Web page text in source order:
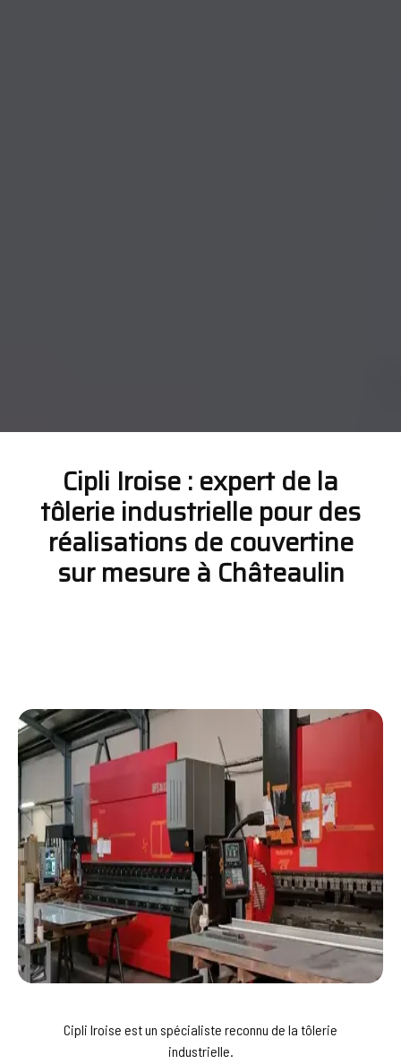
Cipli Iroise : expert de la
tôlerie industrielle pour des
réalisations de couvertine
sur mesure à Châteaulin
Cipli Iroise est un spécialiste reconnu de la tôlerie
industrielle.